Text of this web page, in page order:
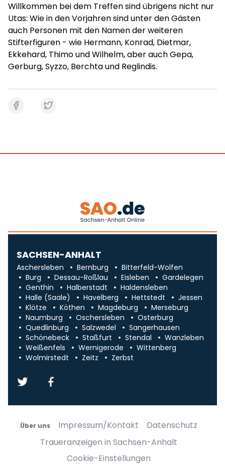
Willkommen bei dem Treffen sind übrigens nicht nur
Utas: Wie in den Vorjahren sind unter den Gästen
auch Personen mit den Namen der weiteren
Stifterfiguren - wie Hermann, Konrad, Dietmar,
Ekkehard, Thimo und Wilhelm, aber auch Gepa,
Gerburg, Syzzo, Berchta und Reglindis.
SACHSEN-ANHALT
Aschersleben Bernburg
Bitterfeld-Wolfen
Burg
Dessau-Roßlau Eisleben
Gardelegen
Genthin
Halberstadt
Haldensleben
Halle (Saale)
Havelberg Hettstedt
Jessen
Klötze
Köthen Magdeburg
Merseburg
Naumburg
Oschersleben
Osterburg
Quedlinburg
Salzwedel
Sangerhausen
Schönebeck
Staßfurt Stendal
Wanzleben
Weißenfels
Wernigerode
Wittenberg
Wolmirstedt
Zeitz Zerbst
Über uns Impressum/Kontakt
Datenschutz
Traueranzeigen in Sachsen-Anhalt
Cookie-Einstellungen